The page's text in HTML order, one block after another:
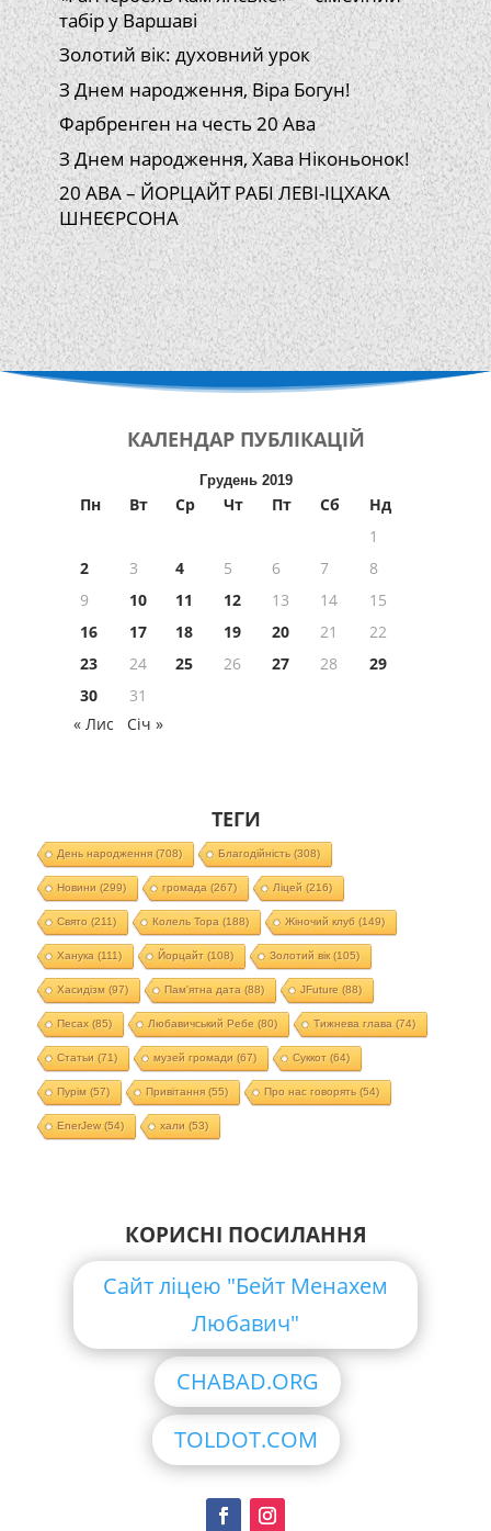
табір у Варшаві
Золотий вік: духовний урок
З Днем народження, Віра Богун!
Фарбренген на честь 20 Ава
З Днем народження, Хава Ніконьонок!
20 АВА – ЙОРЦАЙТ РАБІ ЛЕВІ-ІЦХАКА
ШНЕЄРСОНА
КАЛЕНДАР ПУБЛІКАЦІЙ
Грудень 2019
Пн Вт Ср Чт Пт Сб
Нд
1
2
3 4 5 6 7
8
9
10 11 12 13 14
15
16
17 18 19 20 21
22
23
24 25 26 27 28
29
30
31
« Лис
Січ »
ТЕГИ
День народження(708) Благодійність (308)
Новини (299) громада (267) Ліцей (216)
Свято (211) Колель Тора (188) Жіночий клуб (149)
Ханука (111) Йорцайт (108) Золотий вік(105)
Хасидізм (97) Пам'ятна дата (88) JFuture (88)
Песах(85) Любавичський Ребе (80) Тижнева глава (74)
Статьи (71) музей громади (67) Суккот (64)
Пурім (57) Привітання(55) Про нас говорять (54)
EnerJew(54) хали (53)
КОРИСНІ ПОСИЛАННЯ
Сайт ліцею "Бейт Менахем
Любавич"
CHABAD.ORG
TOLDOT.COM